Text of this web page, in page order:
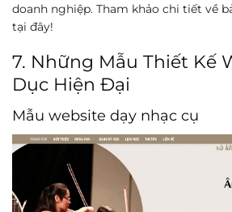
doanh nghiệp. Tham khảo chi tiết về
tại đây!
7. Những Mẫu Thiết Kế
Dục Hiện Đại
Mẫu website dạy nhạc cụ